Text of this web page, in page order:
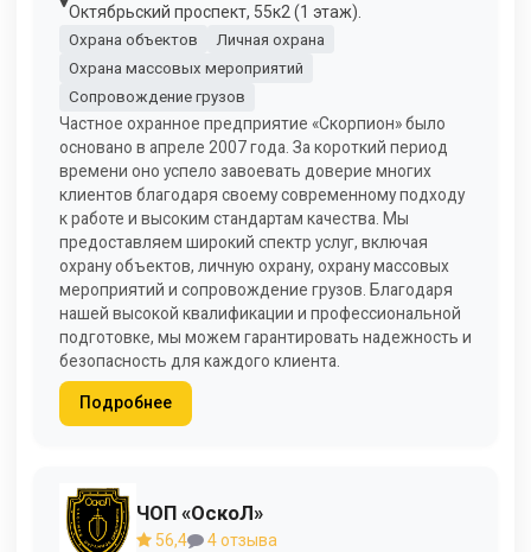
Октябрьский проспект, 55к2 (1 этаж).
Охрана объектов
Личная охрана
Охрана массовых мероприятий
Сопровождение грузов
Частное охранное предприятие «Скорпион» было
основано в апреле 2007 года. За короткий период
времени оно успело завоевать доверие многих
клиентов благодаря своему современному подходу
к работе и высоким стандартам качества. Мы
предоставляем широкий спектр услуг, включая
охрану объектов, личную охрану, охрану массовых
мероприятий и сопровождение грузов. Благодаря
нашей высокой квалификации и профессиональной
подготовке, мы можем гарантировать надежность и
безопасность для каждого клиента.
Подробнее
ЧОП «ОскоЛ»
56,4
4 отзыва